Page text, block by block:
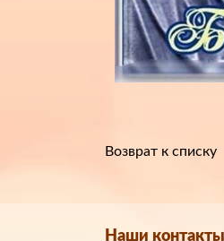
Возврат к списку
Наши